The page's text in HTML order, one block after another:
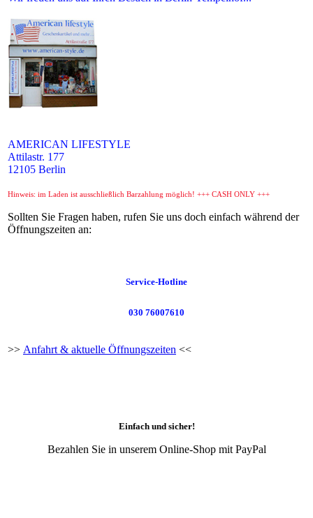
AMERICAN LIFESTYLE
Attilastr. 177
12105 Berlin
Hinweis: im Laden ist ausschließlich Barzahlung möglich! +++ CASH ONLY +++
Sollten Sie Fragen haben, rufen Sie uns doch einfach während der
Öffnungszeiten an:
Service-Hotline
030 76007610
>> Anfahrt & aktuelle Öffnungszeiten <<
Einfach und sicher!
Bezahlen Sie in unserem Online-Shop mit PayPal